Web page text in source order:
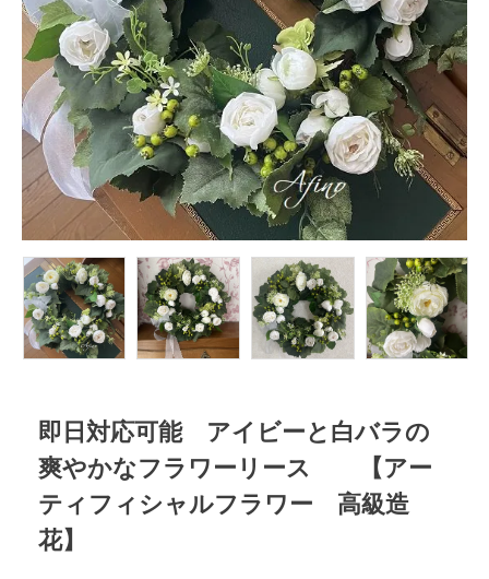
即日対応可能 アイビーと白バラの
爽やかなフラワーリース 【アー
ティフィシャルフラワー 高級造
花】